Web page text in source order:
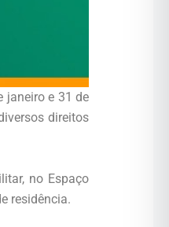
janeiro e 31 de
direitos
no Espaço
residência.